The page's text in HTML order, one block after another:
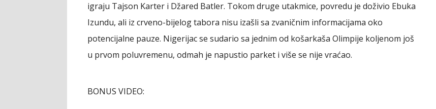
igraju Tajson Karter i Džared Batler. Tokom druge utakmice, povredu je doživio Ebuka
Izundu, ali iz crveno-bijelog tabora nisu izašli sa zvaničnim informacijama oko
potencijalne pauze. Nigerijac se sudario sa jednim od košarkaša Olimpije koljenom još
u prvom poluvremenu, odmah je napustio parket i više se nije vraćao.
BONUS VIDEO: